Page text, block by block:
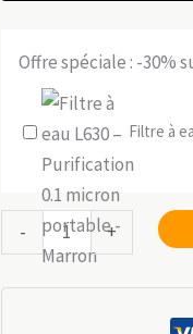
Offre spéciale : -30%
Filtre à
-
quantité
de
Filtre
+